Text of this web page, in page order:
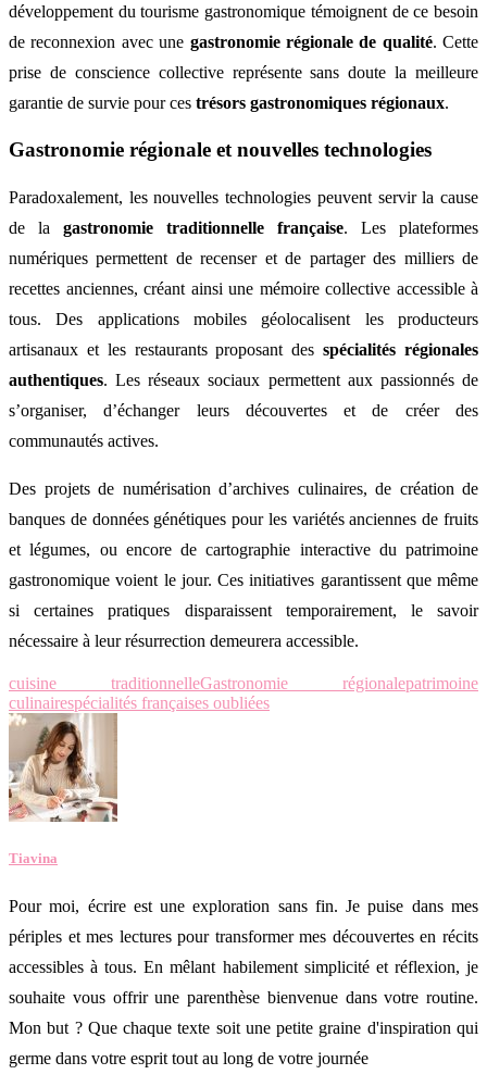
développement du tourisme gastronomique témoignent de ce besoin
de reconnexion avec une gastronomie régionale de qualité. Cette
prise de conscience collective représente sans doute la meilleure
garantie de survie pour ces trésors gastronomiques régionaux.
Gastronomie régionale et nouvelles technologies
Paradoxalement, les nouvelles technologies peuvent servir la cause
de la gastronomie traditionnelle française. Les plateformes
numériques permettent de recenser et de partager des milliers de
recettes anciennes, créant ainsi une mémoire collective accessible à
tous. Des applications mobiles géolocalisent les producteurs
artisanaux et les restaurants proposant desspécialités régionales
authentiques. Les réseaux sociaux permettent aux passionnés de
s’organiser, d’échanger leurs découvertes et de créer des
communautés actives.
Des projets de numérisation d’archives culinaires, de création de
banques de données génétiques pour les variétés anciennes de fruits
et légumes, ou encore de cartographie interactive du patrimoine
gastronomique voient le jour. Ces initiatives garantissent que même
si certaines pratiques disparaissent temporairement, le savoir
nécessaire à leur résurrection demeurera accessible.
cuisine traditionnelleGastronomie régionalepatrimoine
culinairespécialités françaises oubliées
Tiavina
Pour moi, écrire est une exploration sans fin. Je puise dans mes
périples et mes lectures pour transformer mes découvertes en récits
accessibles à tous. En mêlant habilement simplicité et réflexion, je
souhaite vous offrir une parenthèse bienvenue dans votre routine.
Mon but ? Que chaque texte soit une petite graine d'inspiration qui
germe dans votre esprit tout au long de votre journée